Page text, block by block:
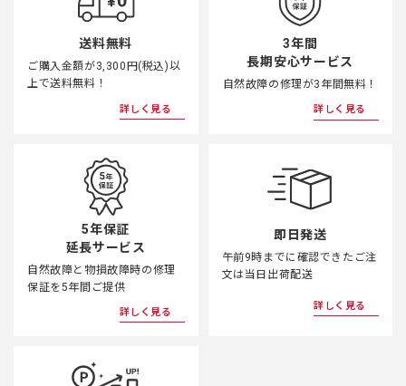
送料無料
ご購入金額が3,300円(税込)以
上で送料無料！
詳しく見る
3年間
長期安心サービス
自然故障の修理が3年間無料！
詳しく見る
5年保証
延長サービス
自然故障と物損故障時の修理
保証を5年間ご提供
詳しく見る
即日発送
午前9時までに確認できたご注
文は当日出荷配送
詳しく見る